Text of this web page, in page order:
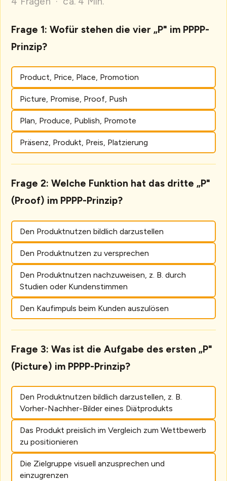
Frage 1: Wofür stehen die vier „P" im PPPP-
Prinzip?
Product, Price, Place, Promotion
Picture, Promise, Proof, Push
Plan, Produce, Publish, Promote
Präsenz, Produkt, Preis, Platzierung
Frage 2: Welche Funktion hat das dritte „P"
(Proof) im PPPP-Prinzip?
Den Produktnutzen bildlich darzustellen
Den Produktnutzen zu versprechen
Den Produktnutzen nachzuweisen, z. B. durch
Studien oder Kundenstimmen
Den Kaufimpuls beim Kunden auszulösen
Frage 3: Was ist die Aufgabe des ersten „P"
(Picture) im PPPP-Prinzip?
Den Produktnutzen bildlich darzustellen, z. B.
Vorher-Nachher-Bilder eines Diätprodukts
Das Produkt preislich im Vergleich zum Wettbewerb
zu positionieren
Die Zielgruppe visuell anzusprechen und
einzugrenzen